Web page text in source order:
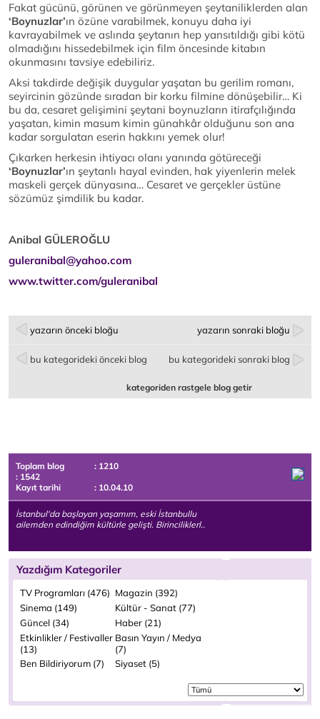
Fakat gücünü, görünen ve görünmeyen şeytaniliklerden alan
‘Boynuzlar’ın özüne varabilmek, konuyu daha iyi
kavrayabilmek ve aslında şeytanın hep yansıtıldığı gibi kötü
olmadığını hissedebilmek için film öncesinde kitabın
okunmasını tavsiye edebiliriz.
Aksi takdirde değişik duygular yaşatan bu gerilim romanı,
seyircinin gözünde sıradan bir korku filmine dönüşebilir… Ki
bu da, cesaret gelişimini şeytani boynuzların itirafçılığında
yaşatan, kimin masum kimin günahkâr olduğunu son ana
kadar sorgulatan eserin hakkını yemek olur!
Çıkarken herkesin ihtiyacı olanı yanında götüreceği
‘Boynuzlar’ın şeytanlı hayal evinden, hak yiyenlerin melek
maskeli gerçek dünyasına… Cesaret ve gerçekler üstüne
sözümüz şimdilik bu kadar.
Anibal GÜLEROĞLU
guleranibal@yahoo.com
www.twitter.com/guleranibal
yazarın önceki bloğu yazarın sonraki bloğu
bu kategorideki önceki blog bu kategorideki sonraki blog
kategoriden rastgele blog getir
Toplam blog
: 1210
: 1542
Kayıt tarihi
: 10.04.10
İstanbul'da başlayan yaşamım, eski İstanbullu
ailemden edindiğim kültürle gelişti. Birinciliklerl..
Yazdığım Kategoriler
TV Programları (476) Magazin (392)
Sinema (149)
Kültür - Sanat (77)
Güncel (34)
Haber (21)
Etkinlikler / Festivaller
(13)
Basın Yayın / Medya
(7)
Ben Bildiriyorum (7) Siyaset (5)